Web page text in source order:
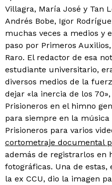
Villagra, María José y Tan
Andrés Bobe, Igor
muchas veces a medios y
paso por Primeros
Raro. El redactor de esa
estudiante universitario,
diversos medios de la
dejar «la inercia de los
Prisioneros en el himno
para siempre en la
Prisioneros para varios
cortometraje documental
además de registrarlos en
fotográficas. Una de
la ex CCU, dio la imagen